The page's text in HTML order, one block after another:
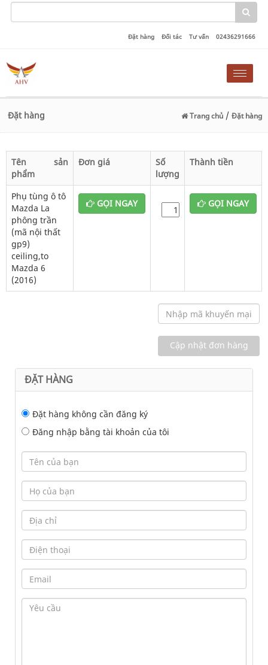
Đặt hàng Đối tác Tư vấn 02436291666
Toggle
Đặt hàng Trang chủ / Đặt hàng
Tên sản
phẩm
Đơn giá
Số
lượng
Thành tiền
Phụ tùng ô tô
Mazda La
phông trần
(mã nội thất
gp9)
ceiling,to
Mazda 6
(2016)
GỌI NGAY GỌI NGAY
ĐẶT HÀNG
Đặt hàng không cần đăng ký
Đăng nhập bằng tài khoản của tôi